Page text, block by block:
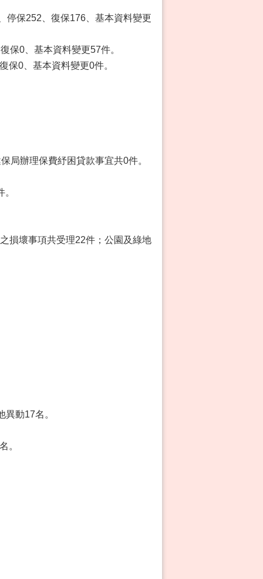
停保252、復保176、基本資料變更
保0、基本資料變更57件。
保0、基本資料變更0件。
局辦理保費紓困貸款事宜共0件。
損壞事項共受理22件；公園及綠地
動17名。
。